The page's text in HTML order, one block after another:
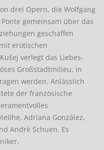
drei Opern, die Wolfgang
gemeinsam über das
geschaffen
erotischen
verlegt das Liebes-
Großstadtmilieu, in
werden. Anlässlich
der französische
Adriana González,
Andrè Schuen. Es